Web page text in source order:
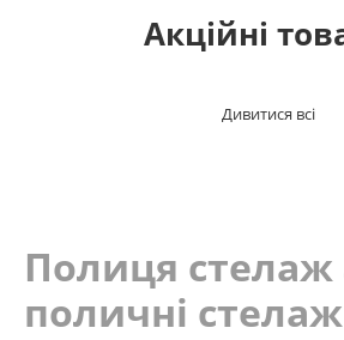
Акційні
Дивитися всі
Полиця стелаж
поличні